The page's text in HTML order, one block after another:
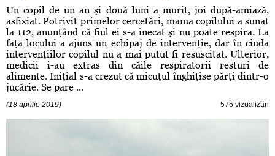
Un copil de un an şi două luni a murit, joi după-amiază,
asfixiat. Potrivit primelor cercetări, mama copilului a sunat
la 112, anunţând că fiul ei s-a înecat şi nu poate respira. La
faţa locului a ajuns un echipaj de intervenţie, dar în ciuda
intervenţiilor copilul nu a mai putut fi resuscitat. Ulterior,
medicii i-au extras din căile respiratorii resturi de
alimente. Iniţial s-a crezut că micuţul înghiţise părţi dintr-o
jucărie. Se pare ...
(18 aprilie 2019) 575 vizualizări